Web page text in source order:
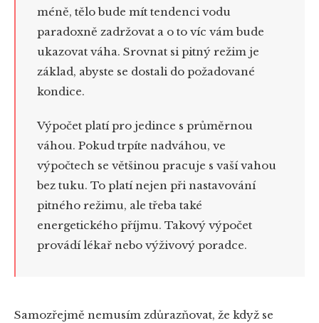
méně, tělo bude mít tendenci vodu
paradoxně zadržovat a o to víc vám bude
ukazovat váha. Srovnat si pitný režim je
základ, abyste se dostali do požadované
kondice.
Výpočet platí pro jedince s průměrnou
váhou. Pokud trpíte nadváhou, ve
výpočtech se většinou pracuje s vaší vahou
bez tuku. To platí nejen při nastavování
pitného režimu, ale třeba také
energetického příjmu. Takový výpočet
provádí lékař nebo výživový poradce.
Samozřejmě nemusím zdůrazňovat, že když se